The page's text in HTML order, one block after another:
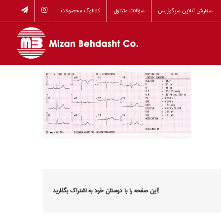
content
کاتالوگ محصولات سؤالات متداول سفارش آنلاین سیگواریس
این صفحه را با دوستان خود به اشتراک بگذارید!